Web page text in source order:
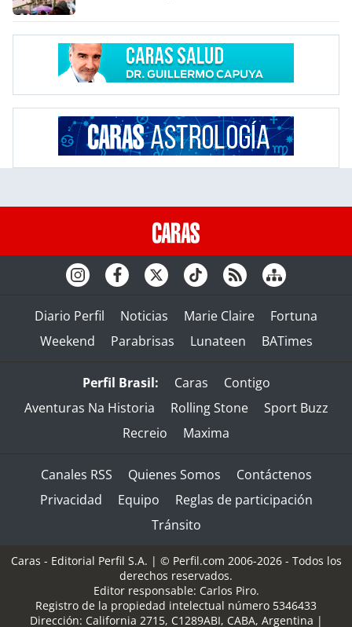
Diario Perfil Noticias Marie Claire
Fortuna
Weekend
Parabrisas Lunateen BATimes
Perfil Brasil: Caras
Contigo
Aventuras Na Historia
Rolling Stone
Sport Buzz
Recreio
Maxima
Canales RSS Quienes Somos
Contáctenos
Privacidad
Equipo
Reglas de participación
Tránsito
Caras - Editorial Perfil S.A. | © Perfil.com 2006-2026 - Todos los
derechos reservados.
Editor responsable: Carlos Piro.
Registro de la propiedad intelectual número 5346433
Dirección: California 2715, C1289ABI, CABA, Argentina |